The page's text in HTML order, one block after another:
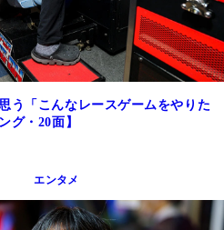
う「こんなレースゲームをやりた
グ・20面】
エンタメ